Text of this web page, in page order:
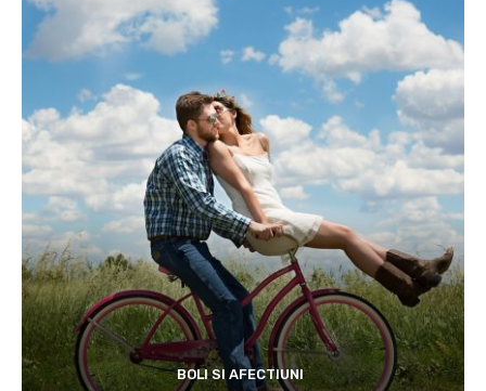
BOLI SI AFECTIUNI